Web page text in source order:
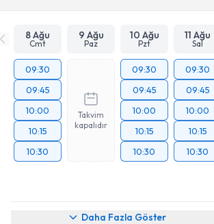
8 Ağu
Cmt
9 Ağu
Paz
10 Ağu
Pzt
11 Ağu
Sal
09:30
09:45
10:00
10:15
10:30
Takvim
kapalıdır
09:30
09:45
10:00
10:15
10:30
09:30
09:45
10:00
10:15
10:30
Daha Fazla Göster